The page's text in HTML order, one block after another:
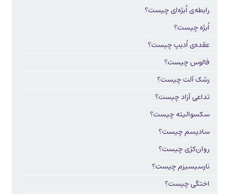
رابطه‌ی اُبژه‌ای چیست؟
اُبژه چیست؟
عقده‌ی اُدیپ چیست؟
فالوس چیست؟
رشک آلت چیست؟
تداعی آزاد چیست؟
سکسوالیته چیست؟
سادیسم چیست؟
روان‌کژی چیست؟
نارسیسیزم چیست؟
اختگی چیست؟